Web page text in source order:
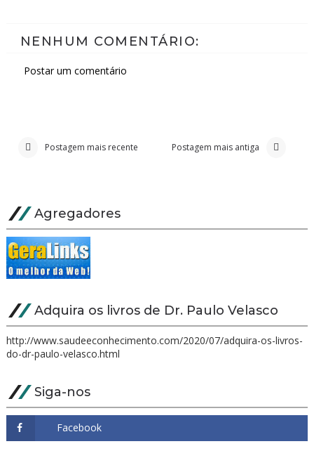
NENHUM COMENTÁRIO:
Postar um comentário
Postagem mais recente Postagem mais antiga
Agregadores
Adquira os livros de Dr. Paulo Velasco
http://www.saudeeconhecimento.com/2020/07/adquira-os-livros-
do-dr-paulo-velasco.html
Siga-nos